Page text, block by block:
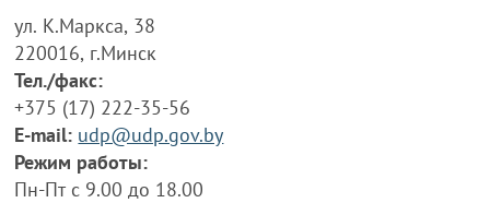
ул. К.Маркса, 38
220016, г.Минск
Тел./факс:
+375 (17) 222-35-56
E-mail: udp@udp.gov.by
Режим работы:
Пн-Пт с 9.00 до 18.00